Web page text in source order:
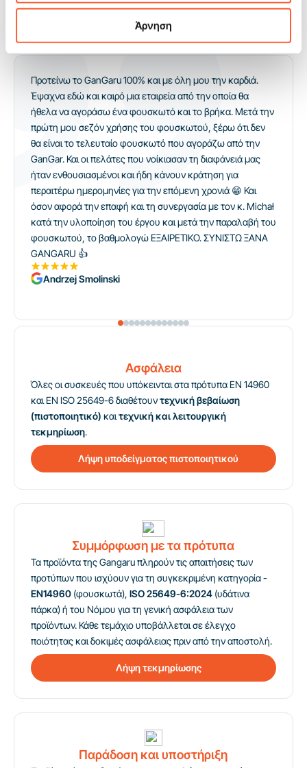
Άρνηση
ανάθεσης και δείχνει πολύ καλά στην ολοσεζόν προσφορά.
Γνώμεςκαι εφαρμογή
Οι πελάτες μας δίνουν βαθμολογία 5!
Προτείνω το GanGaru 100% και με όλη μου την καρδιά.
Έψαχνα εδώ και καιρό μια εταιρεία από την οποία θα
ήθελα να αγοράσω ένα φουσκωτό και το βρήκα. Μετά την
πρώτη μου σεζόν χρήσης του φουσκωτού, ξέρω ότι δεν
θα είναι το τελευταίο φουσκωτό που αγοράζω από την
GanGar. Και οι πελάτες που νοίκιασαν τη διαφάνειά μας
ήταν ενθουσιασμένοι και ήδη κάνουν κράτηση για
περαιτέρω ημερομηνίες για την επόμενη χρονιά 😁 Και
όσον αφορά την επαφή και τη συνεργασία με τον κ. Michał
κατά την υλοποίηση του έργου και μετά την παραλαβή του
φουσκωτού, το βαθμολογώ ΕΞΑΙΡΕΤΙΚΟ. ΣΥΝΙΣΤΩ ΞΑΝΑ
GANGARU 👍
Andrzej Smolinski
Ασφάλεια
Όλες οι συσκευές που υπόκεινται στα πρότυπα EN 14960
και EN ISO 25649-6 διαθέτουντεχνική βεβαίωση
(πιστοποιητικό) καιτεχνική και λειτουργική
τεκμηρίωση.
Λήψη υποδείγματος πιστοποιητικού
Συμμόρφωση με τα πρότυπα
Τα προϊόντα της Gangaru πληρούν τις απαιτήσεις των
προτύπων που ισχύουν για τη συγκεκριμένη κατηγορία -
EN14960 (φουσκωτά), ISO 25649-6:2024 (υδάτινα
πάρκα) ή του Νόμου για τη γενική ασφάλεια των
προϊόντων. Κάθε τεμάχιο υποβάλλεται σε έλεγχο
ποιότητας και δοκιμές ασφάλειας πριν από την αποστολή.
Λήψη τεκμηρίωσης
Παράδοση και υποστήριξη